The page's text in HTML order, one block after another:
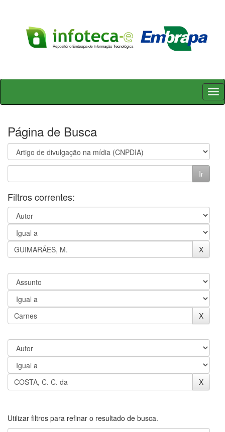
Skip
Página de Busca
Filtros correntes:
Utilizar filtros para refinar o resultado de busca.